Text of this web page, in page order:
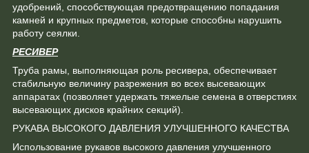
удобрений, способствующая предотвращению попадания
камней и крупных предметов, которые способны нарушить
работу сеялки.
РЕСИВЕР
Труба рамы, выполняющая роль ресивера, обеспечивает
стабильную величину разрежения во всех высевающих
аппаратах (позволяет удержать тяжелые семена в отверстиях
высевающих дисков крайних секций).
РУКАВА ВЫСОКОГО ДАВЛЕНИЯ УЛУЧШЕННОГО КАЧЕСТВА
Использование рукавов высокого давления улучшенного